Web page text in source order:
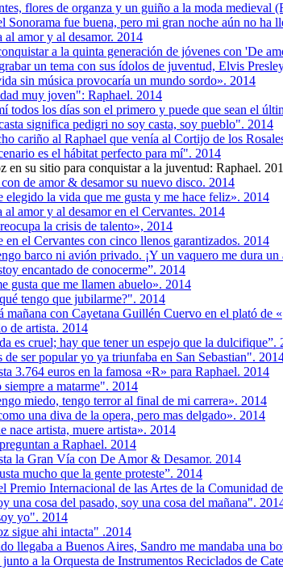
flores de organza y un guiño a la moda medieval
Sonorama fue buena, pero mi gran noche aún no ha
al amor y al desamor. 2014
a la quinta generación de jóvenes con 'De
un tema con sus ídolos de juventud, Elvis
sin música provocaría un mundo sordo». 2014
muy joven": Raphael. 2014
todos los días son el primero y puede que sean el
significa pedigri no soy casta, soy pueblo". 2014
cariño al Raphael que venía al Cortijo de los
es el hábitat perfecto para mí". 2014
en su sitio para conquistar a la juventud: Raphael.
de amor & desamor su nuevo disco. 2014
elegido la vida que me gusta y me hace feliz». 2014
al amor y al desamor en el Cervantes. 2014
la crisis de talento», 2014
en el Cervantes con cinco llenos garantizados. 2014
barco ni avión privado. ¡Y un vaquero me dura un
encantado de conocerme”. 2014
gusta que me llamen abuelo». 2014
tengo que jubilarme?". 2014
mañana con Cayetana Guillén Cuervo en el plató de
de artista. 2014
es cruel; hay que tener un espejo que la dulcifique”.
ser popular yo ya triunfaba en San Sebastian".
3.764 euros en la famosa «R» para Raphael. 2014
a matarme". 2014
miedo, tengo terror al final de mi carrera». 2014
una diva de la opera, pero mas delgado». 2014
nace artista, muere artista». 2014
a Raphael. 2014
la Gran Vía con De Amor & Desamor. 2014
mucho que la gente proteste”. 2014
Premio Internacional de las Artes de la Comunidad
una cosa del pasado, soy una cosa del mañana".
yo". 2014
sigue ahi intacta" .2014
llegaba a Buenos Aires, Sandro me mandaba una
junto a la Orquesta de Instrumentos Reciclados de